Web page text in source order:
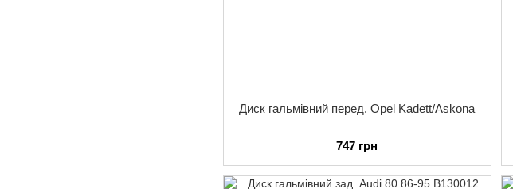
Диск гальмiвний перед. Opel Kadett/Askona
747 грн